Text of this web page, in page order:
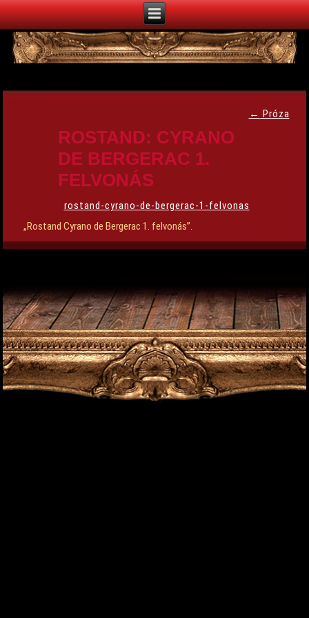
← Próza
ROSTAND: CYRANO
DE BERGERAC 1.
FELVONÁS
rostand-cyrano-de-bergerac-1-felvonas
„Rostand Cyrano de Bergerac 1. felvonás”.